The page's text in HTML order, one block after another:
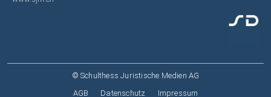
© Schulthess Juristische Medien AG
AGB Datenschutz Impressum